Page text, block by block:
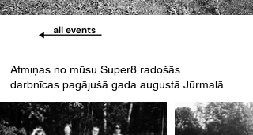
Atmiņas no mūsu Super8 radošās
darbnīcas pagājušā gada augustā Jūrmalā.